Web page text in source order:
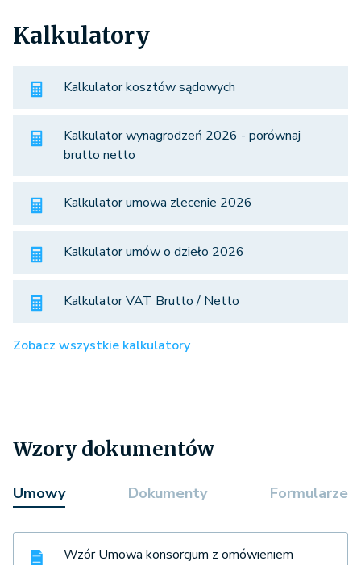
Kalkulatory
Kalkulator kosztów sądowych
Kalkulator wynagrodzeń 2026 - porównaj
brutto netto
Kalkulator umowa zlecenie 2026
Kalkulator umów o dzieło 2026
Kalkulator VAT Brutto / Netto
Zobacz wszystkie kalkulatory
Wzory dokumentów
Umowy Dokumenty Formularze
Wzór Umowa konsorcjum z omówieniem